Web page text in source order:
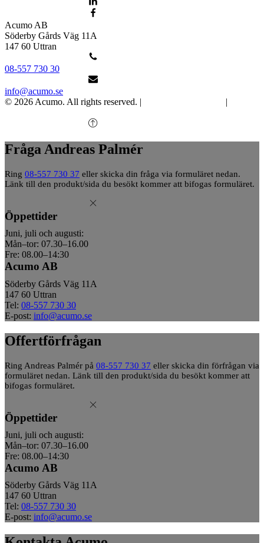
Acumo AB
Söderby Gårds Väg 11A
147 60 Uttran
08-557 730 30
info@acumo.se
© 2026 Acumo. All rights reserved. |
|
Fråga Andreas Palmér
Ring 08-557 730 37 eller skicka din fråga via formuläret nedan.
Länk till den produkt/sida du besökt kommer att bifogas formuläret.
Öppettider
Juni, juli och augusti:
Mån–tor: 07.30–16.00
Fre: 08.00–14:30
Acumo AB
Söderby Gårds Väg 11A
147 60 Uttran
Tel: 08-557 730 30
E-post: info@acumo.se
Offertförfrågan
Ring Andreas Palmér på 08-557 730 37 eller skicka din förfrågan via
formuläret nedan. Länk till den produkt/sida du besökt kommer att
bifogas formuläret.
Öppettider
Juni, juli och augusti:
Mån–tor: 07.30–16.00
Fre: 08.00–14:30
Acumo AB
Söderby Gårds Väg 11A
147 60 Uttran
Tel: 08-557 730 30
E-post: info@acumo.se